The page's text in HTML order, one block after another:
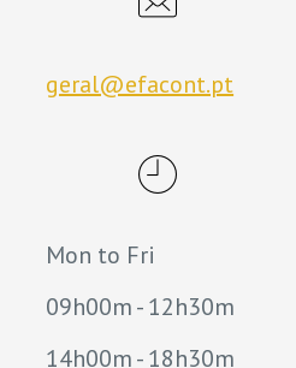
geral@efacont.pt
Mon to Fri
09h00m - 12h30m
14h00m - 18h30m